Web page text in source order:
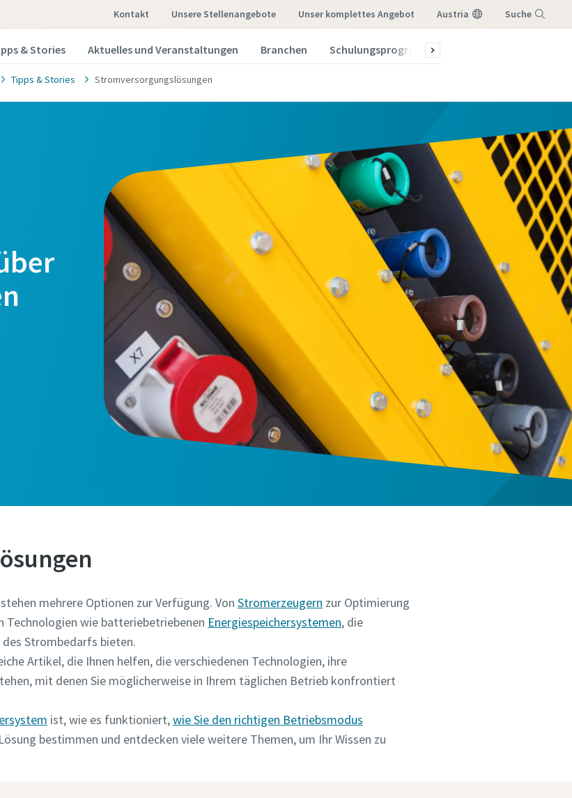
Kontakt Unsere Stellenangebote Unser komplettes Angebot Austria Suche
& Stories Aktuelles und Veranstaltungen Branchen Schulungsprogramm 2026
Tipps & Stories Stromversorgungslösungen
mehrere Optionen zur Verfügung. Von Stromerzeugern zur Optimierung
Technologien wie batteriebetriebenen Energiespeichersystemen, die
Strombedarfs bieten.
Artikel, die Ihnen helfen, die verschiedenen Technologien, ihre
mit denen Sie möglicherweise in Ihrem täglichen Betrieb konfrontiert
ist, wie es funktioniert,wie Sie den richtigen Betriebsmodus
bestimmen und entdecken viele weitere Themen, um Ihr Wissen zu